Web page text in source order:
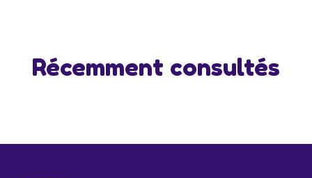
Récemment consultés